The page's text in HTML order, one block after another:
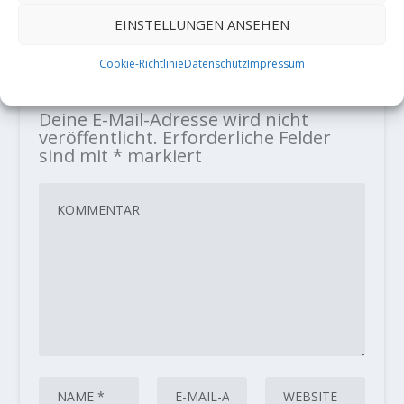
EINSTELLUNGEN ANSEHEN
Cookie-RichtlinieDatenschutzImpressum
Story of 2 Worlds“ im
Deine E-Mail-Adresse wird nicht
veröffentlicht. Erforderliche Felder
sind mit * markiert